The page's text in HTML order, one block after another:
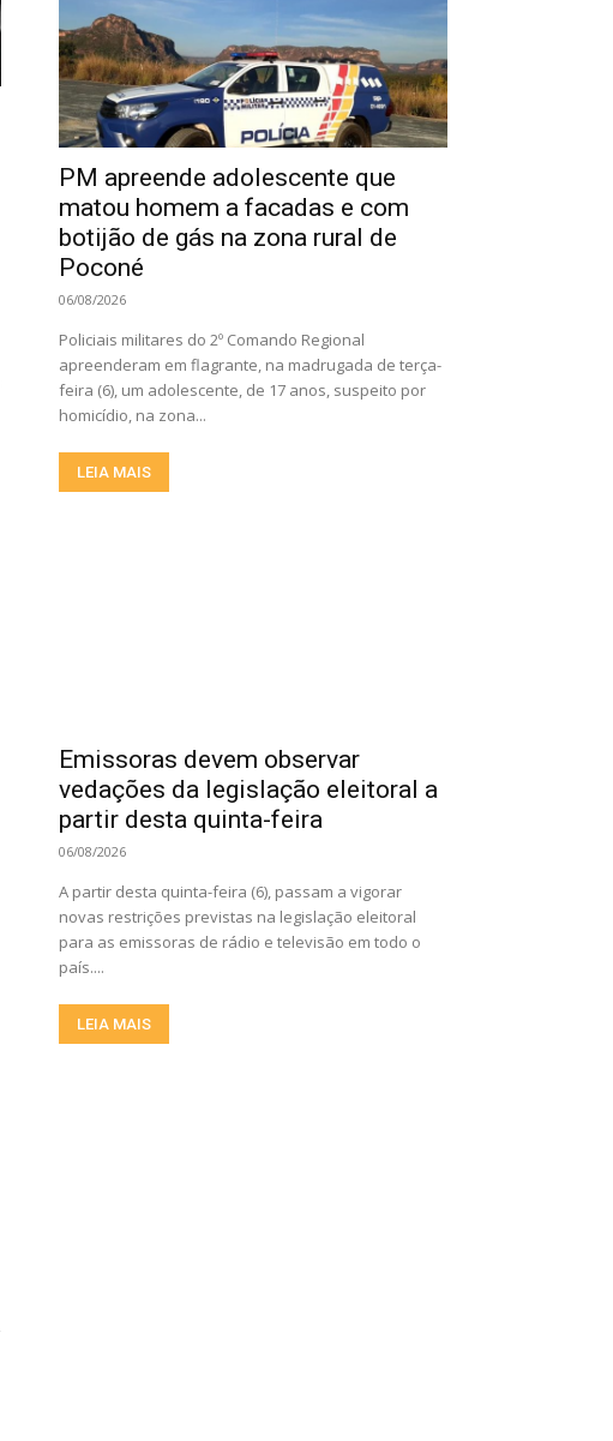
PM apreende adolescente que
matou homem a facadas e com
botijão de gás na zona rural de
Poconé
06/08/2026
Policiais militares do 2º Comando Regional
apreenderam em flagrante, na madrugada de terça-
feira (6), um adolescente, de 17 anos, suspeito por
homicídio, na zona...
LEIA MAIS
Emissoras devem observar
vedações da legislação eleitoral a
partir desta quinta-feira
06/08/2026
A partir desta quinta-feira (6), passam a vigorar
novas restrições previstas na legislação eleitoral
para as emissoras de rádio e televisão em todo o
país....
LEIA MAIS